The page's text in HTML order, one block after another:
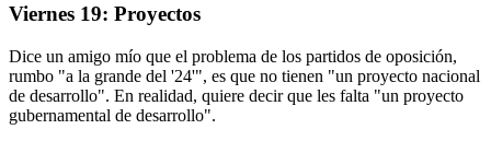
Viernes 19: Proyectos
Dice un amigo mío que el problema de los partidos de oposición,
rumbo "a la grande del '24'", es que no tienen "un proyecto nacional
de desarrollo". En realidad, quiere decir que les falta "un proyecto
gubernamental de desarrollo".